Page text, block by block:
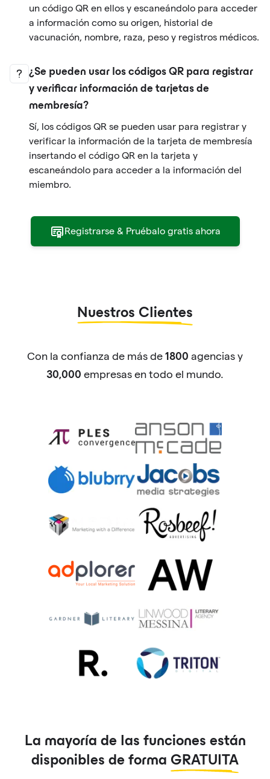
un código QR en ellos y escaneándolo para acceder
a información como su origen, historial de
vacunación, nombre, raza, peso y registros médicos.
¿Se pueden usar los códigos QR para registrar
y verificar información de tarjetas de
membresía?
Sí, los códigos QR se pueden usar para registrar y
verificar la información de la tarjeta de membresía
insertando el código QR en la tarjeta y
escaneándolo para acceder a la información del
miembro.
Registrarse & Pruébalo gratis ahora
Nuestros Clientes
Con la confianza de más de 1800 agencias y
30,000 empresas en todo el mundo.
La mayoría de las funciones están
disponibles de forma GRATUITA